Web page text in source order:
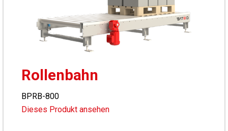
Rollenbahn
BPRB-800
Dieses Produkt ansehen